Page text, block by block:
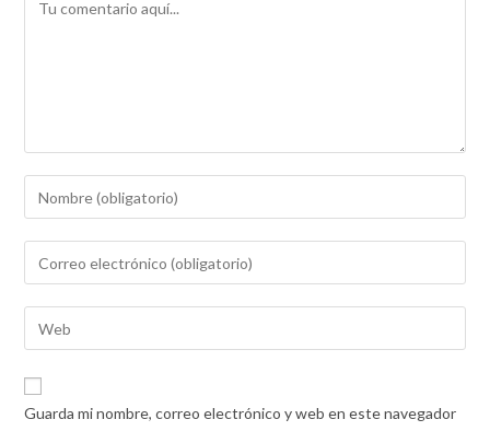
Guarda mi nombre, correo electrónico y web en este navegador